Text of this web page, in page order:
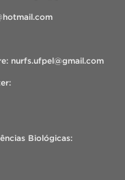
nurfs.ufpel@gmail.com
Biológicas: